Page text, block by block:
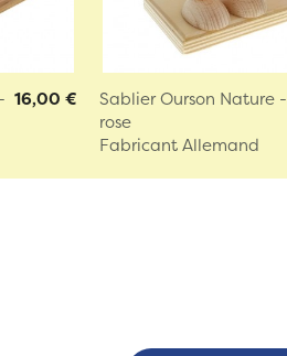
16,00 €
Sablier Ourson Nature -
rose
Fabricant Allemand